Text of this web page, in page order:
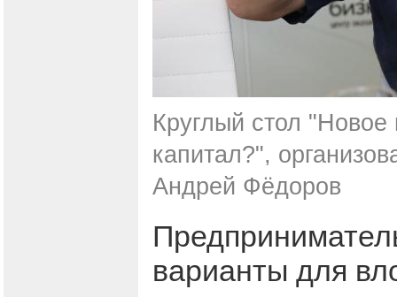
Круглый стол
капитал?",
Андрей Фёдоров
варианты для